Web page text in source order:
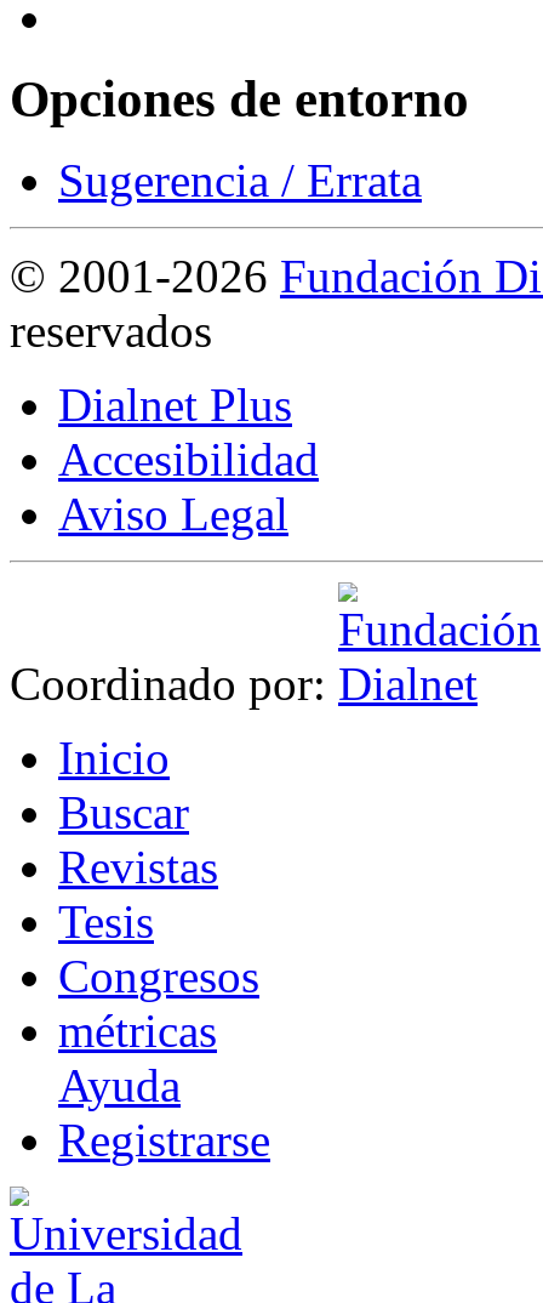
Opciones de entorno
Sugerencia / Errata
© 2001-2026 Fundación
reservados
Dialnet Plus
Accesibilidad
Aviso Legal
Coordinado por:
Inicio
Buscar
Revistas
Tesis
Congresos
métricas
Ayuda
Registrarse